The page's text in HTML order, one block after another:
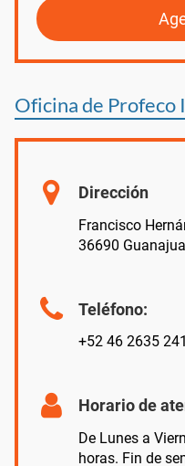
Oficina de Profeco
Dirección
Francisco
36690
Teléfono:
+52 46 2635
Horario de
De Lunes a
horas. Fin de